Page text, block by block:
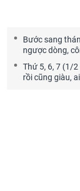
Bước sang
ngược dòng,
Thứ 5, 6, 7 (1/
rồi cũng giàu,